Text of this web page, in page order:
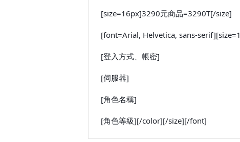
[size=16px]3290元商品=3290T[/size]
[font=Arial, Helvetica, sans-
[登入方式、帳密]
[伺服器]
[角色名稱]
[角色等級][/color][/size][/font]